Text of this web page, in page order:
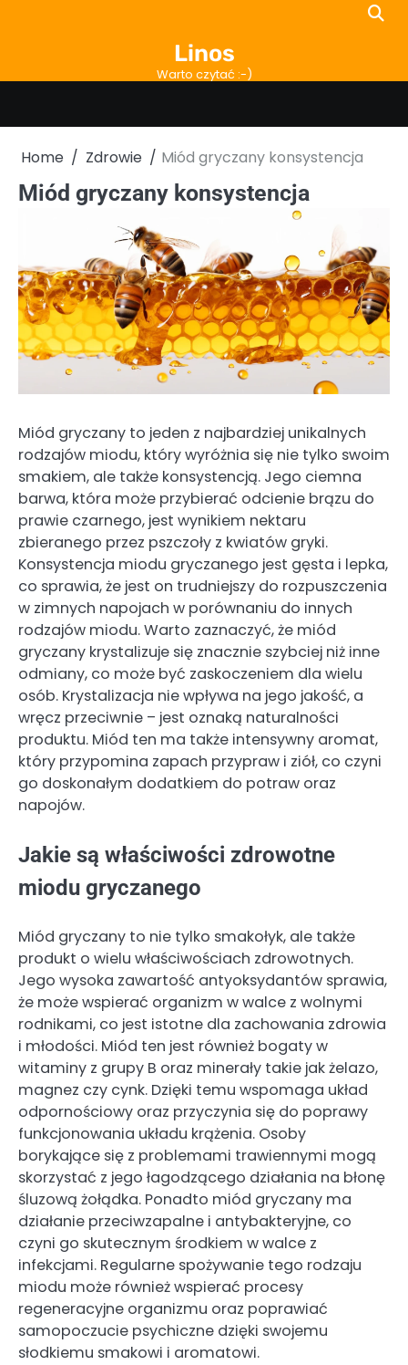
Linos
Warto czytać :-)
Home Zdrowie Miód gryczany konsystencja
Miód gryczany konsystencja
Miód gryczany to jeden z najbardziej unikalnych
rodzajów miodu, który wyróżnia się nie tylko swoim
smakiem, ale także konsystencją. Jego ciemna
barwa, która może przybierać odcienie brązu do
prawie czarnego, jest wynikiem nektaru
zbieranego przez pszczoły z kwiatów gryki.
Konsystencja miodu gryczanego jest gęsta i lepka,
co sprawia, że jest on trudniejszy do rozpuszczenia
w zimnych napojach w porównaniu do innych
rodzajów miodu. Warto zaznaczyć, że miód
gryczany krystalizuje się znacznie szybciej niż inne
odmiany, co może być zaskoczeniem dla wielu
osób. Krystalizacja nie wpływa na jego jakość, a
wręcz przeciwnie – jest oznaką naturalności
produktu. Miód ten ma także intensywny aromat,
który przypomina zapach przypraw i ziół, co czyni
go doskonałym dodatkiem do potraw oraz
napojów.
Jakie są właściwości zdrowotne
miodu gryczanego
Miód gryczany to nie tylko smakołyk, ale także
produkt o wielu właściwościach zdrowotnych.
Jego wysoka zawartość antyoksydantów sprawia,
że może wspierać organizm w walce z wolnymi
rodnikami, co jest istotne dla zachowania zdrowia
i młodości. Miód ten jest również bogaty w
witaminy z grupy B oraz minerały takie jak żelazo,
magnez czy cynk. Dzięki temu wspomaga układ
odpornościowy oraz przyczynia się do poprawy
funkcjonowania układu krążenia. Osoby
borykające się z problemami trawiennymi mogą
skorzystać z jego łagodzącego działania na błonę
śluzową żołądka. Ponadto miód gryczany ma
działanie przeciwzapalne i antybakteryjne, co
czyni go skutecznym środkiem w walce z
infekcjami. Regularne spożywanie tego rodzaju
miodu może również wspierać procesy
regeneracyjne organizmu oraz poprawiać
samopoczucie psychiczne dzięki swojemu
słodkiemu smakowi i aromatowi.